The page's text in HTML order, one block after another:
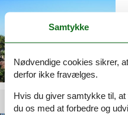
Samtykke
Nødvendige cookies sikrer,
derfor ikke fravælges.
Hvis du giver samtykke til,
du os med at forbedre og